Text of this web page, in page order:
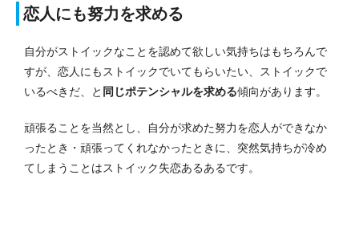
恋人にも努力を求める
自分がストイックなことを認めて欲しい気持ちはもちろんで
すが、恋人にもストイックでいてもらいたい、ストイックで
いるべきだ、と 同じポテンシャルを求める傾向があります。
頑張ることを当然とし、自分が求めた努力を恋人ができなか
ったとき・頑張ってくれなかったときに、突然気持ちが冷め
てしまうことはストイック失恋あるあるです。